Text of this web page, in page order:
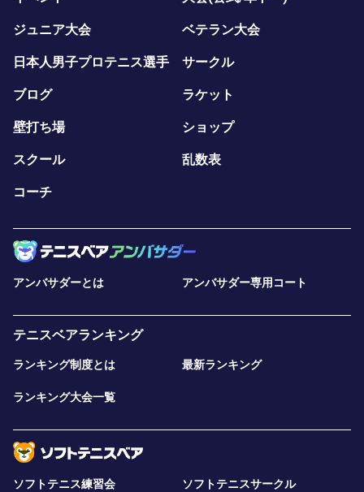
ジュニア大会 ベテラン大会
日本人男子プロテニス選手 サークル
ブログ ラケット
壁打ち場 ショップ
スクール 乱数表
コーチ
アンバサダーとは アンバサダー専用コート
テニスベアランキング
ランキング制度とは 最新ランキング
ランキング大会一覧
ソフトテニス練習会 ソフトテニスサークル